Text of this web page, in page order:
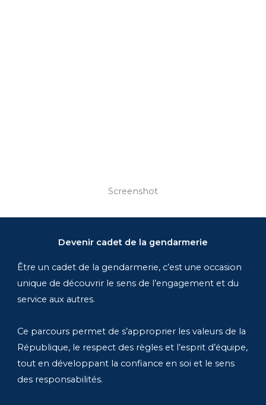
Screenshot
Devenir cadet de la gendarmerie
Être un cadet de la gendarmerie, c’est une occasion
unique de découvrir le sens de l’engagement et du
service aux autres.
Ce parcours permet de s’approprier les valeurs de la
République, le respect des règles et l’esprit d’équipe,
tout en développant la confiance en soi et le sens
des responsabilités.